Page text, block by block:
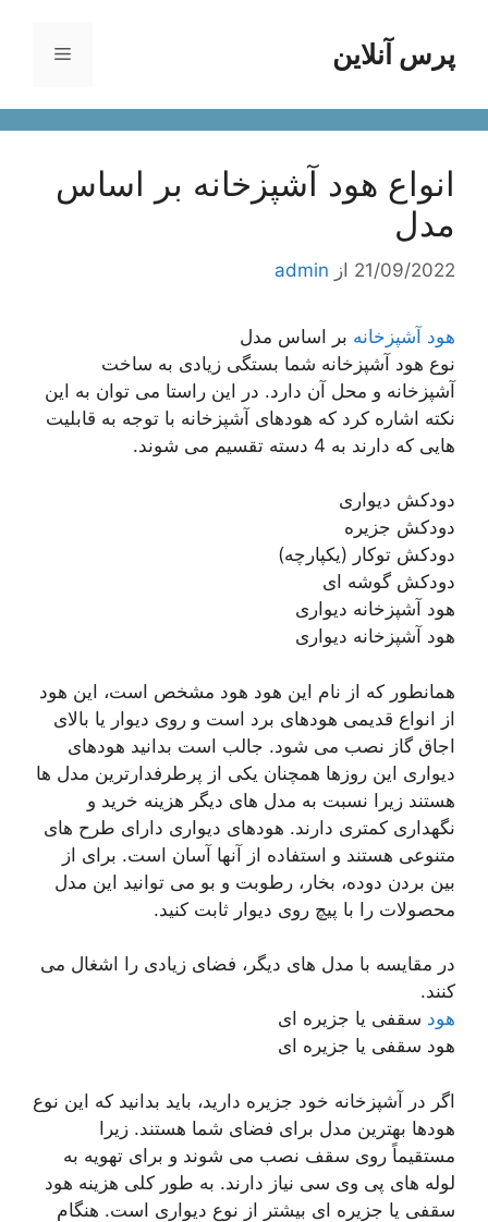
محتواپرس آنلاین فهرست
انواع هود آشپزخانه بر اساس
مدل
21/09/2022 از admin
هود آشپزخانه بر اساس مدل
نوع هود آشپزخانه شما بستگی زیادی به ساخت
آشپزخانه و محل آن دارد. در این راستا می توان به این
نکته اشاره کرد که هودهای آشپزخانه با توجه به قابلیت
هایی که دارند به 4 دسته تقسیم می شوند.
دودکش دیواری
دودکش جزیره
دودکش توکار (یکپارچه)
دودکش گوشه ای
هود آشپزخانه دیواری
هود آشپزخانه دیواری
همانطور که از نام این هود هود مشخص است، این هود
از انواع قدیمی هودهای برد است و روی دیوار یا بالای
اجاق گاز نصب می شود. جالب است بدانید هودهای
دیواری این روزها همچنان یکی از پرطرفدارترین مدل ها
هستند زیرا نسبت به مدل های دیگر هزینه خرید و
نگهداری کمتری دارند. هودهای دیواری دارای طرح های
متنوعی هستند و استفاده از آنها آسان است. برای از
بین بردن دوده، بخار، رطوبت و بو می توانید این مدل
محصولات را با پیچ روی دیوار ثابت کنید.
در مقایسه با مدل های دیگر، فضای زیادی را اشغال می
کنند.
هود سقفی یا جزیره ای
هود سقفی یا جزیره ای
اگر در آشپزخانه خود جزیره دارید، باید بدانید که این نوع
هودها بهترین مدل برای فضای شما هستند. زیرا
مستقیماً روی سقف نصب می شوند و برای تهویه به
لوله های پی وی سی نیاز دارند. به طور کلی هزینه هود
سقفی یا جزیره ای بیشتر از نوع دیواری است. هنگام